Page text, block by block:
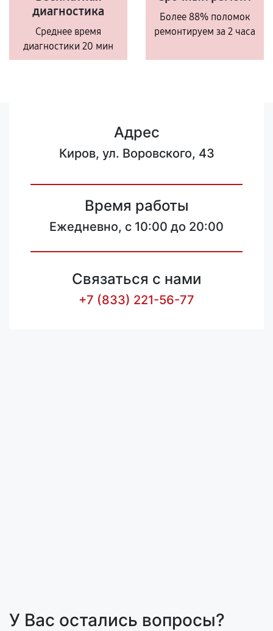
диагностика
Среднее время
диагностики 20 мин
Более 88% поломок
ремонтируем за 2 часа
Адрес
Киров, ул. Воровского, 43
Время работы
Ежедневно, с 10:00 до 20:00
Связаться с нами
+7 (833) 221-56-77
У Вас остались вопросы?